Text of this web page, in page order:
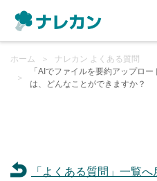
ご利用プラン
セキュリティ
ホーム ＞
ナレカン よくある質問
＞
「AIでファイルを要約アップロ
は、どんなことができますか？
「よくある質問」一覧へ